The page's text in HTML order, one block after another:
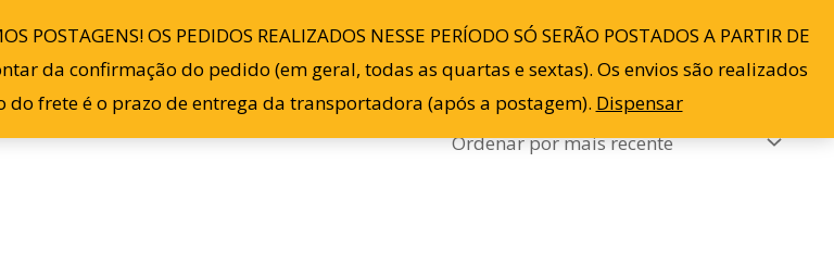
OS PEDIDOS REALIZADOS NESSE PERÍODO SÓ SERÃO POSTADOS A PARTIR DE
da confirmação do pedido (em geral, todas as quartas e sextas). Os envios são realizados
frete é o prazo de entrega da transportadora (após a postagem). Dispensar
Início Loja Sobre Blog Contato Minha conta 0